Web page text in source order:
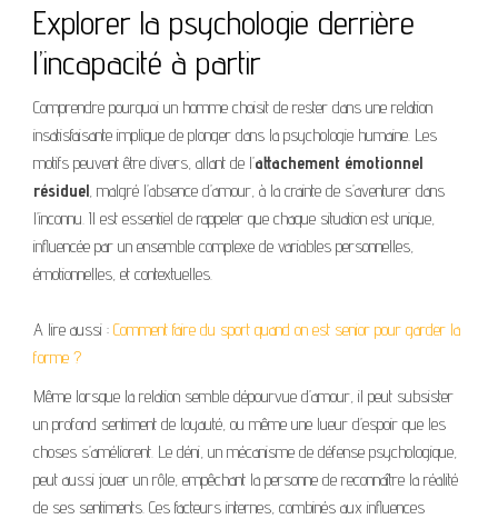
Explorer la psychologie derrière
l’incapacité à partir
Comprendre pourquoi un homme choisit de rester dans une relation
insatisfaisante implique de plonger dans la psychologie humaine. Les
motifs peuvent être divers, allant de l’attachement émotionnel
résiduel, malgré l’absence d’amour, à la crainte de s’aventurer dans
l’inconnu. Il est essentiel de rappeler que chaque situation est unique,
influencée par un ensemble complexe de variables personnelles,
émotionnelles, et contextuelles.
A lire aussi : Comment faire du sport quand on est senior pour garder la
forme ?
Même lorsque la relation semble dépourvue d’amour, il peut subsister
un profond sentiment de loyauté, ou même une lueur d’espoir que les
choses s’améliorent. Le déni, un mécanisme de défense psychologique,
peut aussi jouer un rôle, empêchant la personne de reconnaître la réalité
de ses sentiments. Ces facteurs internes, combinés aux influences